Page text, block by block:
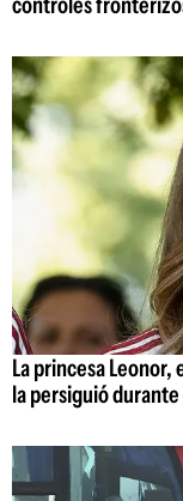
La princesa
la persiguió